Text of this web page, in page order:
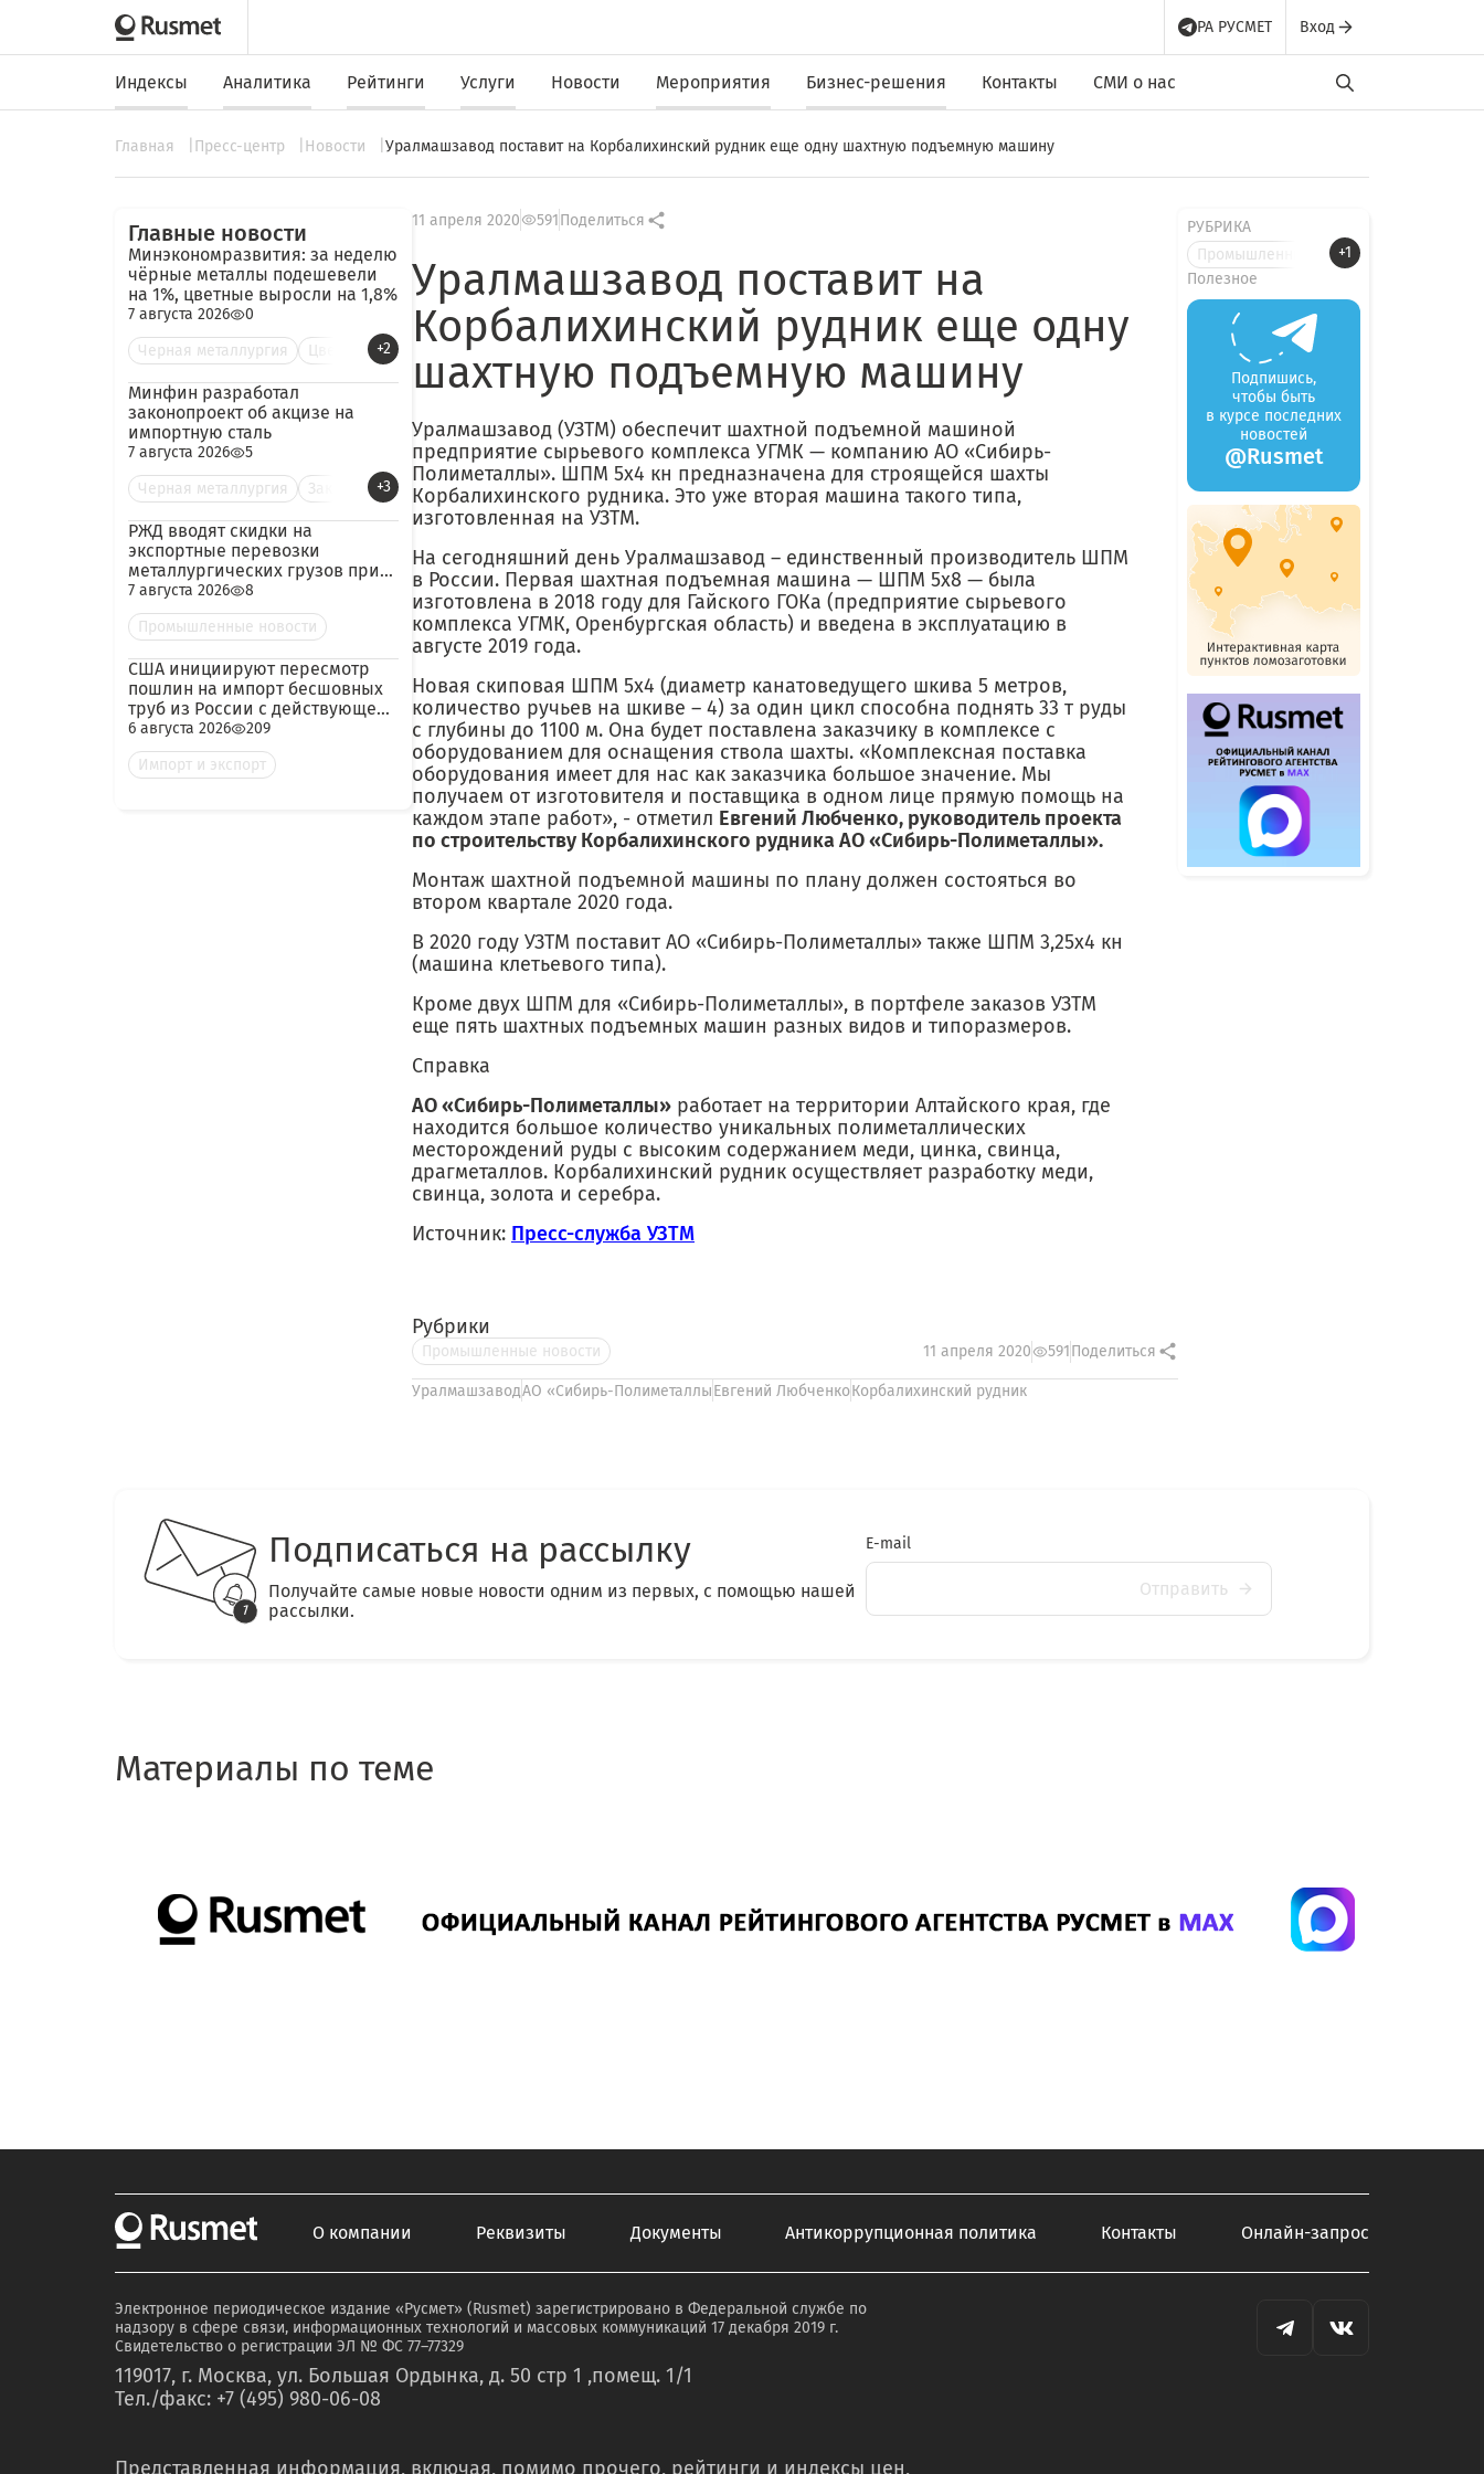
РА РУСМЕТ Вход
Индексы Аналитика Рейтинги Услуги Новости Мероприятия Бизнес-решения Контакты СМИ о нас
Главная Пресс-центр Новости Уралмашзавод поставит на Корбалихинский рудник еще одну шахтную подъемную машину
Главные новости
Минэкономразвития: за неделю
чёрные металлы подешевели
на 1%, цветные выросли на 1,8%
7 августа 2026
0
Черная металлургия
Цве +2
Минфин разработал
законопроект об акцизе на
импортную сталь
7 августа 2026
5
Черная металлургия
Зак +3
РЖД вводят скидки на
экспортные перевозки
металлургических грузов при
гарантированных объёмах
7 августа 2026
8
Промышленные новости
США инициируют пересмотр
пошлин на импорт бесшовных
труб из России с действующей
ставкой 209,72%
6 августа 2026
209
Импорт и экспорт
11 апреля 2020 591Поделиться
Уралмашзавод поставит на
Корбалихинский рудник еще одну
шахтную подъемную машину
Уралмашзавод (УЗТМ) обеспечит шахтной подъемной машиной
предприятие сырьевого комплекса УГМК — компанию АО «Сибирь-
Полиметаллы». ШПМ 5х4 кн предназначена для строящейся шахты
Корбалихинского рудника. Это уже вторая машина такого типа,
изготовленная на УЗТМ.
На сегодняшний день Уралмашзавод – единственный производитель ШПМ
в России. Первая шахтная подъемная машина — ШПМ 5х8 — была
изготовлена в 2018 году для Гайского ГОКа (предприятие сырьевого
комплекса УГМК, Оренбургская область) и введена в эксплуатацию в
августе 2019 года.
Новая скиповая ШПМ 5х4 (диаметр канатоведущего шкива 5 метров,
количество ручьев на шкиве – 4) за один цикл способна поднять 33 т руды
с глубины до 1100 м. Она будет поставлена заказчику в комплексе с
оборудованием для оснащения ствола шахты. «Комплексная поставка
оборудования имеет для нас как заказчика большое значение. Мы
получаем от изготовителя и поставщика в одном лице прямую помощь на
каждом этапе работ», - отметил Евгений Любченко, руководитель проекта
по строительству Корбалихинского рудника АО «Сибирь-Полиметаллы».
Монтаж шахтной подъемной машины по плану должен состояться во
втором квартале 2020 года.
В 2020 году УЗТМ поставит АО «Сибирь-Полиметаллы» также ШПМ 3,25х4 кн
(машина клетьевого типа).
Кроме двух ШПМ для «Сибирь-Полиметаллы», в портфеле заказов УЗТМ
еще пять шахтных подъемных машин разных видов и типоразмеров.
Справка
АО «Сибирь-Полиметаллы» работает на территории Алтайского края, где
находится большое количество уникальных полиметаллических
месторождений руды с высоким содержанием меди, цинка, свинца,
драгметаллов. Корбалихинский рудник осуществляет разработку меди,
свинца, золота и серебра.
Источник: Пресс-служба УЗТМ
Рубрики
Промышленные новости 11 апреля 2020 591Поделиться
УралмашзаводАО «Сибирь-ПолиметаллыЕвгений ЛюбченкоКорбалихинский рудник
РУБРИКА
Промышленные новости
+1
Полезное
Подпишись,
чтобы быть
в курсе последних
новостей
@Rusmet
Подписаться на рассылку
Получайте самые новые новости одним из первых, с помощью нашей
рассылки.
E-mail
Отправить
Материалы по теме
О компании Реквизиты Документы Антикоррупционная политика Контакты Онлайн-запрос
Электронное периодическое издание «Русмет» (Rusmet) зарегистрировано в Федеральной службе по
надзору в сфере связи, информационных технологий и массовых коммуникаций 17 декабря 2019 г.
Свидетельство о регистрации ЭЛ № ФС 77–77329
119017, г. Москва, ул. Большая Ордынка, д. 50 стр 1 ,помещ. 1/1
Тел./факс: +7 (495) 980-06-08
Представленная информация, включая, помимо прочего, рейтинги и индексы цен,